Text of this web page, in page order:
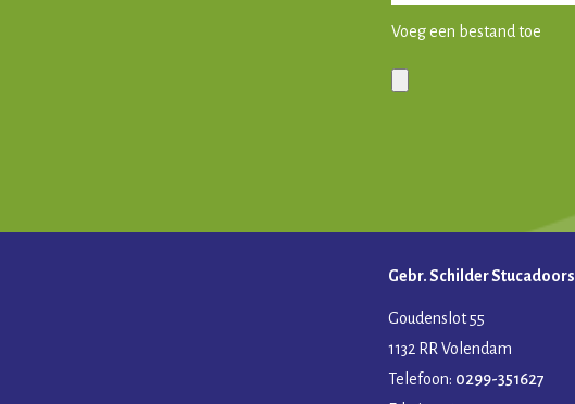
Voeg een bestand toe
Gebr. Schilder Stucadoors
Goudenslot 55
1132 RR Volendam
Telefoon: 0299-351627